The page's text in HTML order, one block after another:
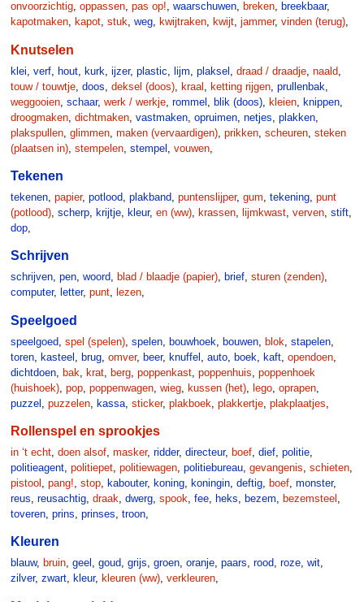
onvoorzichtig, oppassen, pas op!, waarschuwen, breken, breekbaar,
kapotmaken, kapot, stuk, weg, kwijtraken, kwijt, jammer, vinden (terug),
Knutselen
klei verf, hout, kurk ijzer, plastic lijm plaksel draad / draadje, naald
touw / touwtje, doos deksel (doos), kraal ketting rijgen, prullenbak
weggooien, schaar, werk / werkje, rommel blik (doos), kleien, knippen,
droogmaken, dichtmaken, vastmaken, opruimen, netjes plakken,
plakspullen, glimmen, maken (vervaardigen), prikken, scheuren, steken
(plaatsen in), stempelen, stempel vouwen,
Tekenen
tekenen, papier, potlood, plakband, puntenslijper, gum, tekening, punt
(potlood), scherp, krijtje, kleur, en (ww), krassen, lijmkwast, verven, stift,
dop,
Schrijven
schrijven, pen, woord, blad / blaadje (papier), brief, sturen (zenden),
computer, letter, punt, lezen,
Speelgoed
speelgoed spel (spelen), spelen, bouwhoek bouwen, blok stapelen,
toren, kasteel brug, omver, beer, knuffel auto, boek kaft, opendoen,
dichtdoen, bak krat, berg, poppenkast, poppenhuis
poppenhoek
(huishoek), pop, poppenwagen, wieg, kussen (het), lego, oprapen,
puzzel
puzzelen, kassa, sticker, plakboek plakkertje, plakplaatjes
Rollenspel en sprookjes
in ‘t echt, doen alsof, masker, ridder, directeur, boef, dief, politie,
politieagent, politiepet, politiewagen, politiebureau, gevangenis, schieten,
pistool , pang!, stop, kabouter, koning, koningin, deftig, boef, monster,
reus, reusachtig, draak, dwerg, spook, fee, heks, bezem, bezemsteel ,
toveren, prins, prinses, troon,
Kleuren
blauw, bruin, geel , goud, grijs, groen, oranje, paars, rood, roze, wit,
zilver, zwart, kleur, kleuren (ww), verkleuren,